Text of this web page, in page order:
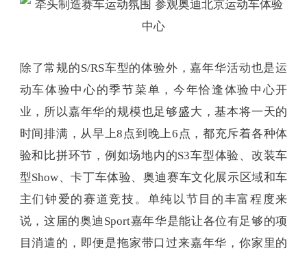
除了常规的S/RS车型的体验外，嘉年华活动也是运
动车体验中心的季节菜单，今年恰逢体验中心开
业，所以嘉年华的规模也足够盛大，基本将一天的
时间排满，从早上8点到晚上6点，都充斥着各种体
验和比拼环节，例如场地内的S3车型体验、改装车
型Show、卡丁车体验、奥迪赛车文化展示区域和车
主们钟爱的赛道竞技。单纯以节目的丰富程度来
说，这届的奥迪Sport嘉年华是能让各位有足够的项
目消遣的，即便是拖家带口过来嘉年华，你家里的